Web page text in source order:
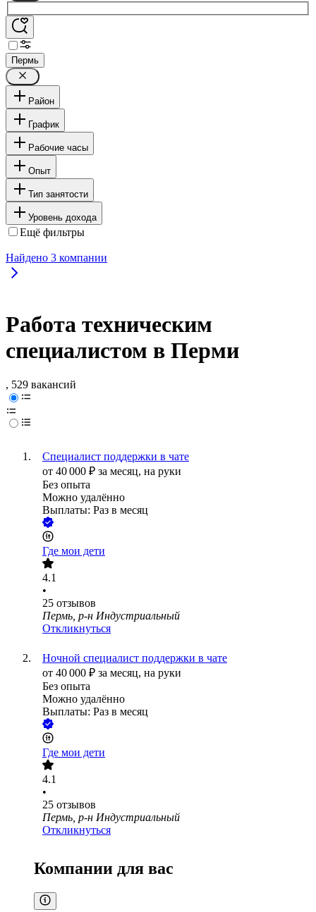
Пермь
Район
График
Рабочие часы
Опыт
Тип занятости
Уровень дохода
Ещё фильтры
Найдено 3 компании
Работа техническим
специалистом в Перми
, 529 вакансий
Специалист поддержки в чате
от 40 000 ₽ за месяц, на руки
Без опыта
Можно удалённо
Выплаты: Раз в месяц
Где мои дети
4.1
•
25 отзывов
Пермь, р-н Индустриальный
Откликнуться
Ночной специалист поддержки в чате
от 40 000 ₽ за месяц, на руки
Без опыта
Можно удалённо
Выплаты: Раз в месяц
Где мои дети
4.1
•
25 отзывов
Пермь, р-н Индустриальный
Откликнуться
Компании для вас